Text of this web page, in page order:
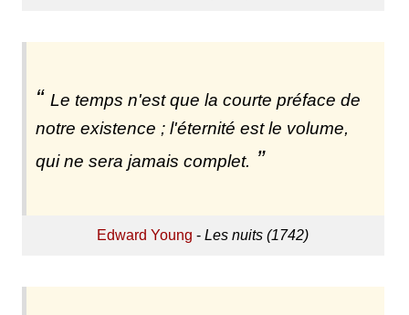
Le temps n'est que la courte préface de
notre existence ; l'éternité est le volume,
qui ne sera jamais complet.
Edward Young -Les nuits (1742)